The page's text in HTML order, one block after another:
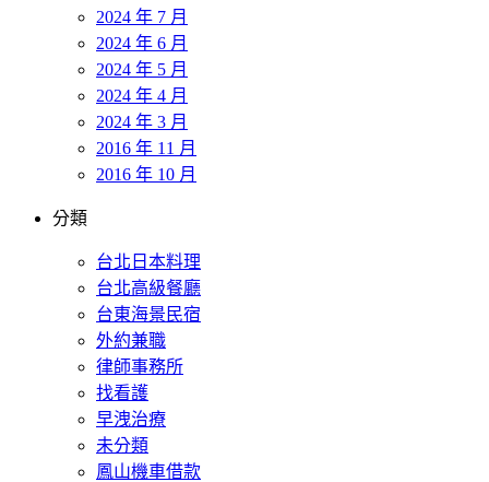
2024 年 7 月
2024 年 6 月
2024 年 5 月
2024 年 4 月
2024 年 3 月
2016 年 11 月
2016 年 10 月
分類
台北日本料理
台北高級餐廳
台東海景民宿
外約兼職
律師事務所
找看護
早洩治療
未分類
鳳山機車借款